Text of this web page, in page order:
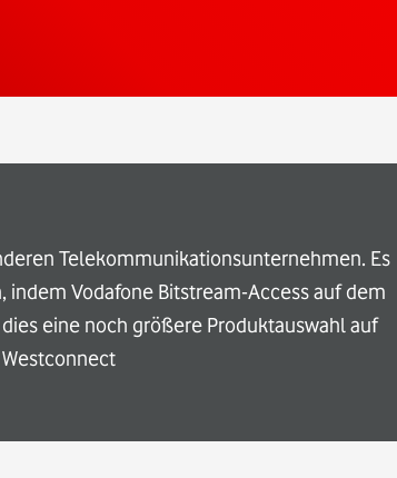
Telekommunikationsunternehmen. Es
Vodafone Bitstream-Access auf dem
eine noch größere Produktauswahl auf